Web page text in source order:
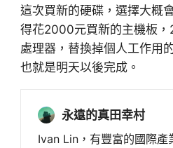
這次買新的硬碟，選擇大概
得花2000元買新的主機板
處理器，替換掉個人工作用
也就是明天以後完成。
永遠的真田幸村
Ivan Lin，有豐富的國際產